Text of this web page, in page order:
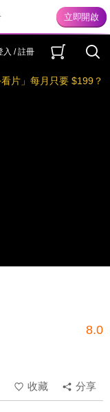
入 / 註冊
看片」每月只要 $199？
8.0
收藏
分享